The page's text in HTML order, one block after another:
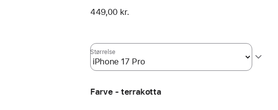
449,00 kr.
Størrelse
Farve - terrakotta